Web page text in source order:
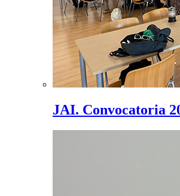
JAI. Convocatoria